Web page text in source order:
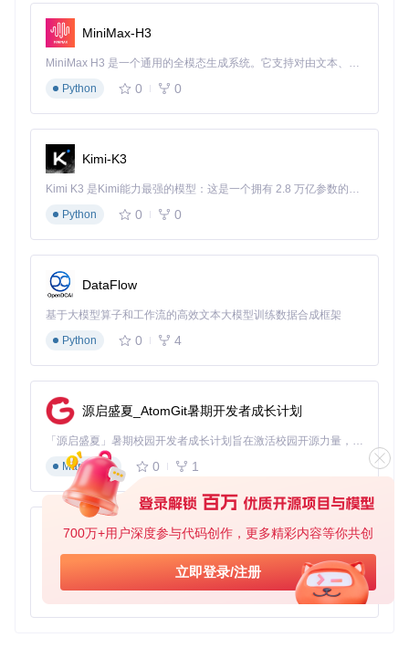
700万+用户深度参与代码创作，更多精彩内容等你共创
立即登录/注册
3. 项目的配置文件介绍
项目的配置文件位于 app/config/settings.py
等。
settings.py
import
class
    DEBUG =
False
    TESTING =
False
    DATABASE_URI = os.getenv(
'DATABASE_URI', 'sqlite:///
class DevelopmentConfig
class TestingConfig(Config
class ProductionConfig ( Config ):
    DATABASE_URI = os.getenv(
'DATABASE_URI'
config = {
'development' : DevelopmentConfig,
'testing'
'production': ProductionConfig,
'default'
配置文件介绍
: 基础配置类，包含默认的配置参数。
: 开发环境配置类，继承自Config，
开启调试模式。
MiniMax-H3
MiniMax H3 是一个通用的全模态生成系统。它支持对由文本、图像、视频和音频组成的多模态上下文进行统一理解，并能生成分辨率高达 2K、时长可达 15 秒的带原生立体声音频的视频。得益于面向任务泛化的系统设计，H3 在预训练阶段就已具备广泛的多模态上下文理解与生成能力，能够出色地执行复杂的多模态指令。
Python
0 0
Kimi-K3
Kimi K3 是Kimi能力最强的模型：这是一个拥有 2.8 万亿参数的混合专家（MoE）模型，具备原生视觉理解能力，并支持 100 万 token 的上下文窗口。
Python
0 0
DataFlow
基于大模型算子和工作流的高效文本大模型训练数据合成框架
Python
0 4
源启盛夏_AtomGit暑期开发者成长计划
「源启盛夏」暑期校园开发者成长计划旨在激活校园开源力量，通过积分激励、认证扶持、资源倾斜等形式，引导高校组织和开发者完成「入驻 — 建项目 — 做贡献 — 获认证 — 得资源」的完整闭环。无论你是想带领社团入驻平台的组织者，还是希望用代码贡献证明自己的开发者，都能在这里找到属于你的成长路径。
Markdown
0 1
py-xiaozhi
基于Python的Xiaozhi AI，适用于想要完整Xiaozhi体验而无需拥有专用硬件的用户。
Python
0 1